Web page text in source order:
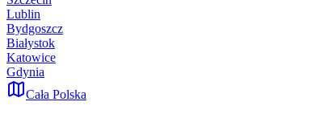
Lublin
Bydgoszcz
Białystok
Katowice
Gdynia
Cała Polska